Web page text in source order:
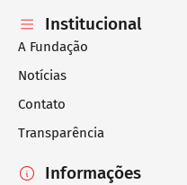
Institucional
A Fundação
Notícias
Contato
Transparência
Informações